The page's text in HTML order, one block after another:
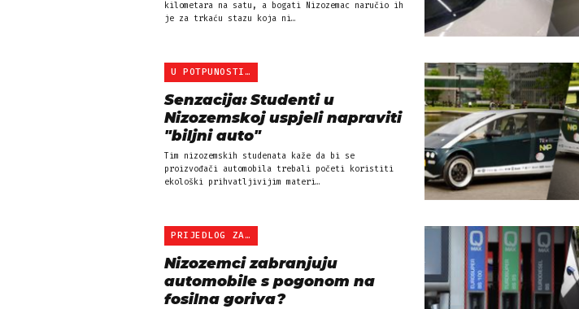
kilometara na satu, a bogati Nizozemac naručio ih
je za trkaću stazu koja ni…
U POTPUNOSTI IZ BILJNIH …
Senzacija: Studenti u
Nizozemskoj uspjeli napraviti
"biljni auto"
Tim nizozemskih studenata kaže da bi se
proizvođači automobila trebali početi koristiti
ekološki prihvatljivijim materi…
PRIJEDLOG ZAKONA
Nizozemci zabranjuju
automobile s pogonom na
fosilna goriva?